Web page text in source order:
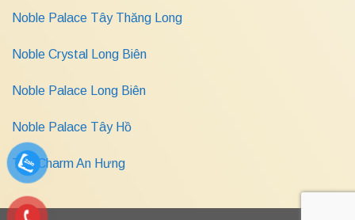
Noble Palace Tây Thăng Long
Noble Crystal Long Biên
Noble Palace Long Biên
Noble Palace Tây Hồ
The Charm An Hưng